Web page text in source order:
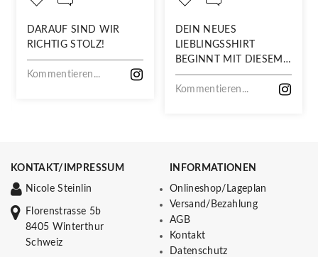
DARAUF SIND WIR
RICHTIG STOLZ!
Kommentieren...
DEIN NEUES
LIEBLINGSSHIRT
BEGINNT MIT DIESEM
STOFF
Kommentieren...
KONTAKT/IMPRESSUM
Nicole Steinlin
Florenstrasse 5b
8405 Winterthur
Schweiz
INFORMATIONEN
Onlineshop/Lageplan
Versand/Bezahlung
AGB
Kontakt
Datenschutz